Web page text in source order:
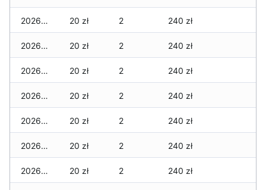
2026-04-25 20 zł 2 240 zł
2026-04-24 20 zł 2 240 zł
2026-04-23 20 zł 2 240 zł
2026-04-22 20 zł 2 240 zł
2026-04-21 20 zł 2 240 zł
2026-04-20 20 zł 2 240 zł
2026-04-19 20 zł 2 240 zł